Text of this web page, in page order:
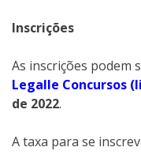
Inscrições
As inscrições podem
Legalle Concursos
de 2022.
A taxa para se